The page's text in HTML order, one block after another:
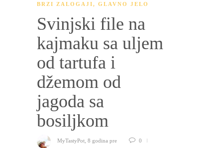
BRZI ZALOGAJI, GLAVNO JELO
Svinjski file na
kajmaku sa uljem
od tartufa i
džemom od
jagoda sa
bosiljkom
MyTastyPot, 8 godina pre 0